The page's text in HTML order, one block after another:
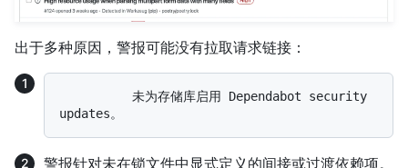
出于多种原因，警报可能没有拉取请求链接：
警报针对未在锁文件中显式定义的间接或过渡依赖项。